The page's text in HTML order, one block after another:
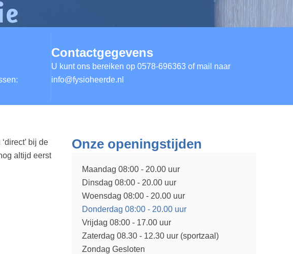
Contactgegevens
U kunt ons bereiken op0578-696363 of mail naar
info@fysioheerde.nl
bij de
altijd eerst
Onze openingstijden
Maandag 08:00 - 20.00 uur
Dinsdag 08:00 - 20.00 uur
Woensdag 08:00 - 20.00 uur
Donderdag 08:00 - 20.00 uur
Vrijdag 08:00 - 17.00 uur
Zaterdag 08.30 - 12.30 uur (sportzaal)
Zondag Gesloten